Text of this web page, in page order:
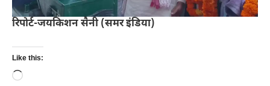
रिपोर्ट-जयकिशन सैनी (समर इंडिया)
Like this:
Loading…